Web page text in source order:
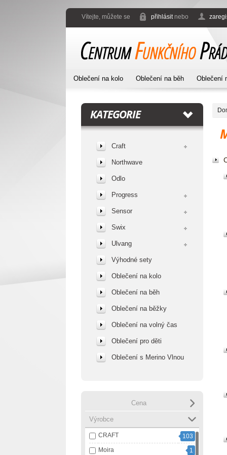
Vítejte, můžete se přihlásitnebo
Oblečení na kolo Oblečení na běh Oblečení
KATEGORIE
Craft
Northwave
Odlo
Progress
Sensor
Swix
Ulvang
Výhodné sety
Oblečení na kolo
Oblečení na běh
Oblečení na běžky
Oblečení na volný čas
Oblečení pro děti
Oblečení s Merino Vlnou
Cena
Výrobce
CRAFT
103
Moira
1